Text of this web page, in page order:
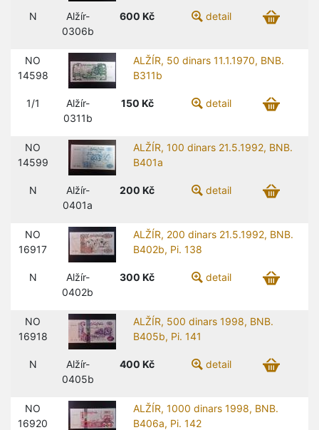
N
Alžír-
0306b
600 Kč detail
NO
14598
ALŽÍR, 50 dinars 11.1.1970, BNB.
B311b
1/1
Alžír-
0311b
150 Kč detail
NO
14599
ALŽÍR, 100 dinars 21.5.1992, BNB.
B401a
N
Alžír-
0401a
200 Kč detail
NO
16917
ALŽÍR, 200 dinars 21.5.1992, BNB.
B402b, Pi. 138
N
Alžír-
0402b
300 Kč detail
NO
16918
ALŽÍR, 500 dinars 1998, BNB.
B405b, Pi. 141
N
Alžír-
0405b
400 Kč detail
NO
16920
ALŽÍR, 1000 dinars 1998, BNB.
B406a, Pi. 142